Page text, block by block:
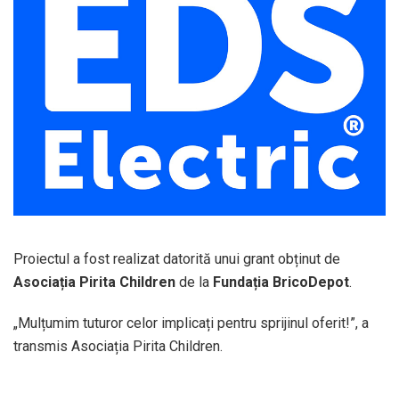
Proiectul a fost realizat datorită unui grant obținut de
Asociația Pirita Children de la Fundația BricoDepot.
„Mulțumim tuturor celor implicați pentru sprijinul oferit!”, a
transmis Asociația Pirita Children.